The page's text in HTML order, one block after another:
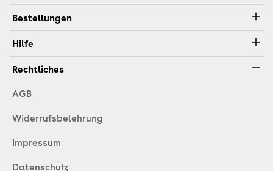
Bestellungen
Hilfe
Rechtliches
AGB
Widerrufsbelehrung
Impressum
Datenschutz